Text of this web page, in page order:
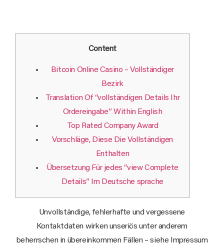
Content
Bitcoin Online Casino – Vollständiger
Bezirk
Translation Of “vollständigen Details Ihr
Ordereingabe” Within English
Top Rated Company Award
Vorschläge, Diese Die Vollständigen
Enthalten
Übersetzung Für jedes “view Complete
Details” Im Deutsche sprache
Unvollständige, fehlerhafte und vergessene
Kontaktdaten wirken unseriös unter anderem
beherrschen in übereinkommen Fällen – siehe Impressum